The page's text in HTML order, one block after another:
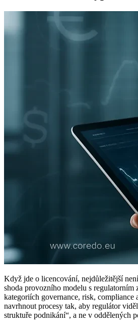
Když jde o licencování, nejdůležitější
shoda provozního modelu s regulatorním
kategoriích governance, risk, compliance
navrhnout procesy tak, aby regulátor
struktuře podnikání“, a ne v oddělených